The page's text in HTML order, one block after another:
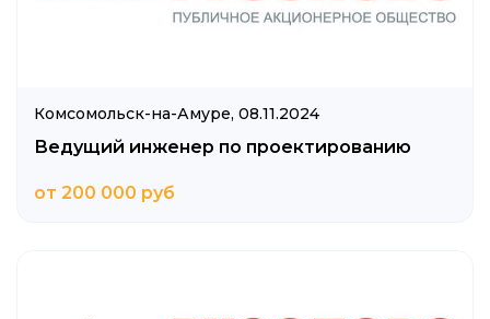
Комсомольск-на-Амуре, 08.11.2024
Ведущий инженер по проектированию
от 200 000 руб